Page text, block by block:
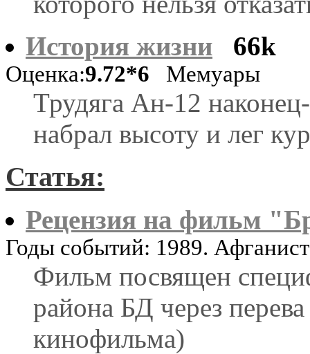
История жизни
66k
Оценка:9.72*6 Мемуары
Трудяга Ан-12
набрал высоту и лег
Статья:
Рецензия на фильм
Годы событий: 1989.
Фильм посвящен
района БД через
кинофильма)